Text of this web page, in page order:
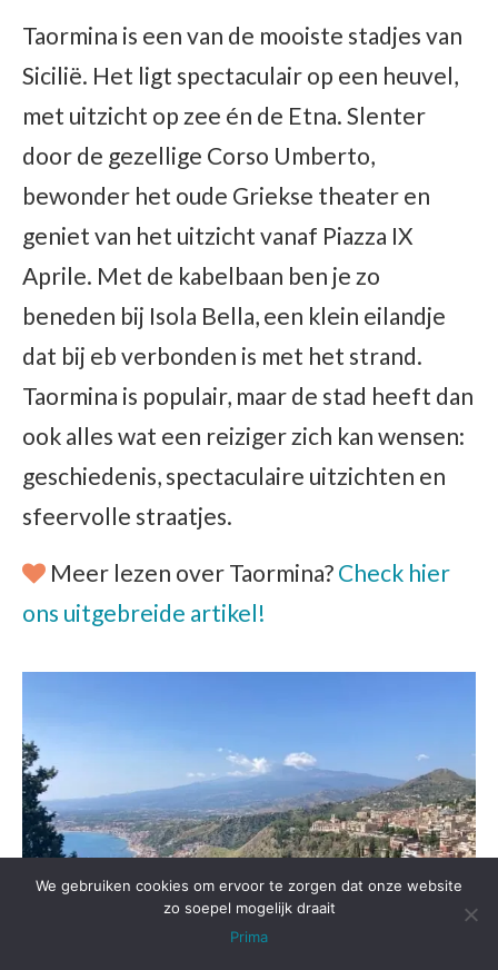
Taormina is een van de mooiste stadjes van
Sicilië. Het ligt spectaculair op een heuvel,
met uitzicht op zee én de Etna. Slenter
door de gezellige Corso Umberto,
bewonder het oude Griekse theater en
geniet van het uitzicht vanaf Piazza IX
Aprile. Met de kabelbaan ben je zo
beneden bij Isola Bella, een klein eilandje
dat bij eb verbonden is met het strand.
Taormina is populair, maar de stad heeft dan
ook alles wat een reiziger zich kan wensen:
geschiedenis, spectaculaire uitzichten en
sfeervolle straatjes.
Meer lezen over Taormina? Check hier
ons uitgebreide artikel!
We gebruiken cookies om ervoor te zorgen dat onze website
zo soepel mogelijk draait
Prima